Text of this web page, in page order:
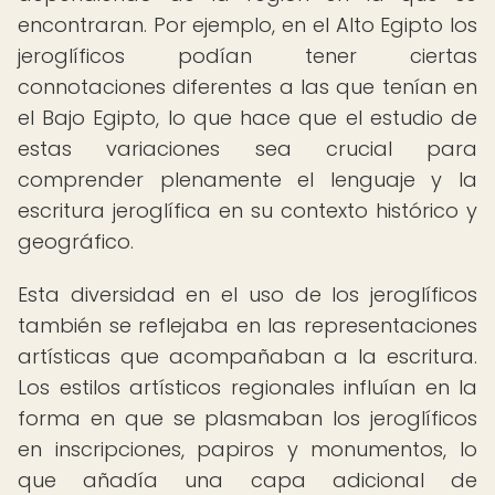
encontraran. Por ejemplo, en el Alto Egipto los
jeroglíficos podían tener ciertas
connotaciones diferentes a las que tenían en
el Bajo Egipto, lo que hace que el estudio de
estas variaciones sea crucial para
comprender plenamente el lenguaje y la
escritura jeroglífica en su contexto histórico y
geográfico.
Esta diversidad en el uso de los jeroglíficos
también se reflejaba en las representaciones
artísticas que acompañaban a la escritura.
Los estilos artísticos regionales influían en la
forma en que se plasmaban los jeroglíficos
en inscripciones, papiros y monumentos, lo
que añadía una capa adicional de